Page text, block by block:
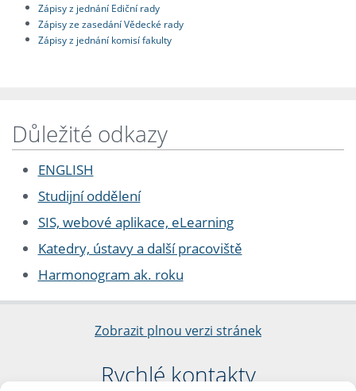
Zápisy z jednání Ediční rady
Zápisy ze zasedání Vědecké rady
Zápisy z jednání komisí fakulty
Důležité odkazy
ENGLISH
Studijní oddělení
SIS, webové aplikace, eLearning
Katedry, ústavy a další pracoviště
Harmonogram ak. roku
Zobrazit plnou verzi stránek
Rychlé kontakty